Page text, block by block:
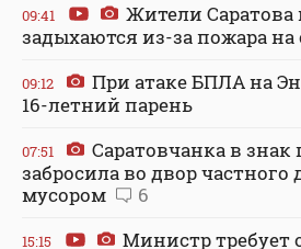
09:41
Жители Саратова
задыхаются из-за пожара на
09:12
При атаке БПЛА на
16-летний парень
07:51
Саратовчанка в знак
забросила во двор
мусором
6
15:15
Министр требует